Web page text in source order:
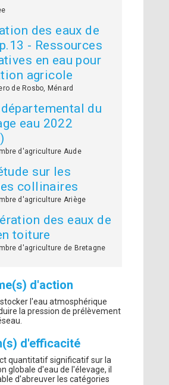
des eaux de
- Ressources
en eau pour
agricole
de Rosbo, Ménard
du
eau 2022
d'agriculture Aude
sur les
collinaires
d'agriculture Ariège
des eaux de
toiture
d'agriculture de Bretagne
d'action
l'eau atmosphérique
la pression de prélèvement
d'efficacité
quantitatif significatif sur la
globale d'eau de l'élevage, il
d'abreuver les catégories